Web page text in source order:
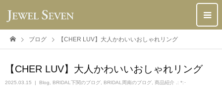
ブログ 【CHER LUV】大人かわいいおしゃれリング
【CHER LUV】大人かわいいおしゃれリング
2025.03.15 Blog BRIDAL下関のブログ BRIDAL周南のブログ 商品紹介 .: *:･